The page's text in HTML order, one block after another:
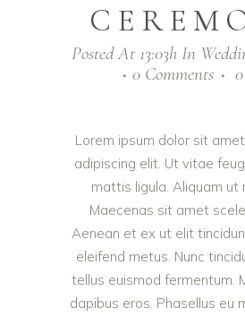
Posted At 13:03hIn
0 Comments
0
Lorem ipsum dolor sit
adipiscing elit. Ut vitae
mattis ligula. Aliquam ut
Maecenas sit amet
Aenean et ex ut elit
eleifend metus. Nunc
tellus euismod fermentum.
dapibus eros. Phasellus eu